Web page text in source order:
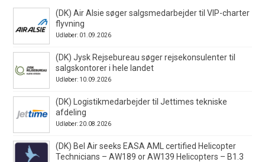
(DK) Air Alsie søger salgsmedarbejder til VIP-charter
flyvning
Udløber: 01.09.2026
(DK) Jysk Rejsebureau søger rejsekonsulenter til
salgskontorer i hele landet
Udløber: 10.09.2026
(DK) Logistikmedarbejder til Jettimes tekniske
afdeling
Udløber: 20.08.2026
(DK) Bel Air seeks EASA AML certified Helicopter
Technicians – AW189 or AW139 Helicopters – B1.3